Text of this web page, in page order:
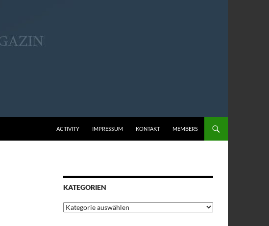
ACTIVITY IMPRESSUM KONTAKT MEMBERS
KATEGORIEN
Kategorien